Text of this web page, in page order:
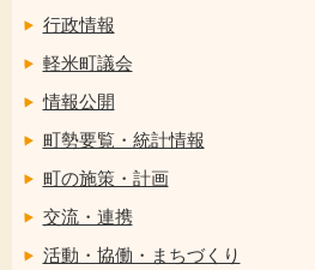
行政情報
軽米町議会
情報公開
町勢要覧・統計情報
町の施策・計画
交流・連携
活動・協働・まちづくり